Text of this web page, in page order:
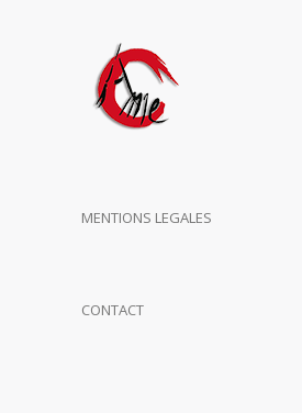
MENTIONS LEGALES
CONTACT